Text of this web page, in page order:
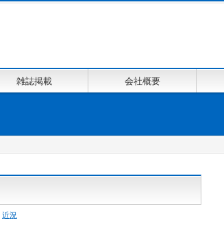
雑誌掲載 会社概要
近況